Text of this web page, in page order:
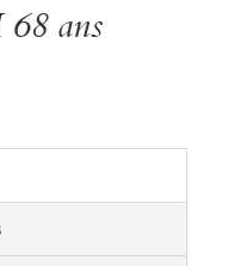
ans